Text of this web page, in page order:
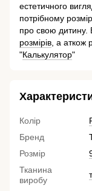
естетичного
потрібному
про свою дитину.
розмірів, а аткож
"Калькулятор"
Колір
Бренд
Розмір
Тканина
виробу